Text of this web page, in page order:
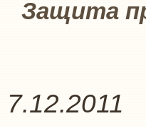
Защита
7.12.2011